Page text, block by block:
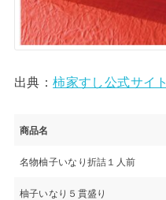
出典：柿家すし公式サイト
商品名
名物柚子いなり折詰１人前
柚子いなり５貫盛り